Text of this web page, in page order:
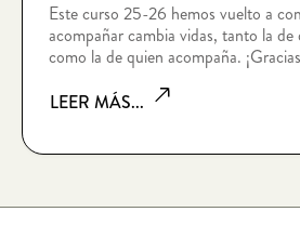
Este curso 25-26 hemos vuelto a
acompañar cambia vidas, tanto la de
como la de quien acompaña.
LEER MÁS...